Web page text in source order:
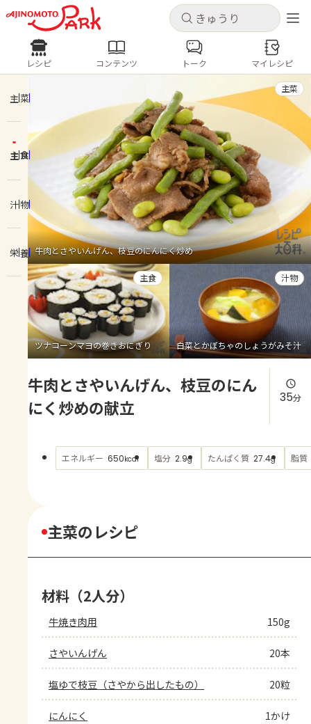
キャンセル
ログインするとレシピを保存できます
新規登録
ホーム
コンテンツ
レシピ
トーク
よくあるお問い合わせ
お買い物
AJINOMOTO PARK とは
キャンセル
レシピ コンテンツ
人気の食材・レシピ
きゅうり なす トマト
とうもろこし
ピーマン
みょうが ゴーヤ
レシピ コンテンツ トーク マイレシピ
主菜
主食
汁物
栄養 牛肉とさやいんげん、枝豆のにんにく炒め
主菜
ツナコーンマヨの巻きおにぎり
主食
白菜とかぼちゃのしょうがみそ汁
汁物
牛肉とさやいんげん、枝豆のにん
にく炒めの献立
35分
エネルギー 650kcal 塩分 2.9g たんぱく質 27.4g 脂質
主菜のレシピ
材料（2人分）
牛焼き肉用 150g
さやいんげん 20本
塩ゆで枝豆（さやから出したもの） 20粒
にんにく 1かけ